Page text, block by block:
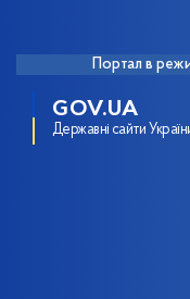
Портал в
GOV.UA
Державні сайти